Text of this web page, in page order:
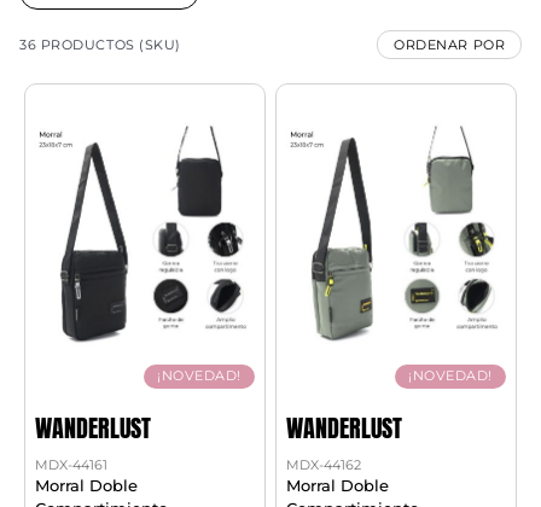
36 PRODUCTOS (SKU) ORDENAR POR
¡NOVEDAD!
WANDERLUST
MDX-44161
Morral Doble
¡NOVEDAD!
WANDERLUST
MDX-44162
Morral Doble